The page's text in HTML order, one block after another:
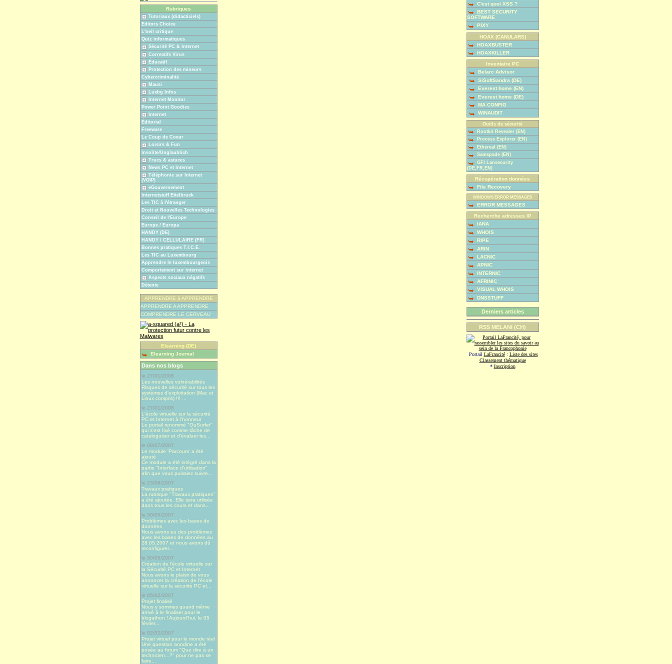
Rubriques
Tutoriaux (didacticiels)
Editors Choice
L'oeil critique
Quiz informatiques
Sécurité PC & Internet
Correctifs Virus
Éducatif
Protection des mineurs
Cybercriminalité
Mausi
Luxbg Infos
Internet Monitor
Power Point Goodies
Internet
Éditorial
Freeware
Le Coup de Coeur
Loisirs & Fun
Insolite/Unglaublich
Trucs & astuces
News PC et Internet
Téléphonie sur Internet
(VOIP)
eGouvernement
Internetstuff Ettelbruck
Les TIC à l'étranger
Droit et Nouvelles Technologies
Conseil de l'Europe
Europe / Europa
HANDY (DE)
HANDY / CELLULAIRE (FR)
Bonnes pratiques T.I.C.E.
Les TIC au Luxembourg
Apprendre le luxembourgeois
Comportement sur internet
Aspects sociaux négatifs
Détente
APPRENDRE à APPRENDRE
APPRENDRE A APPRENDRE
COMPRENDRE LE CERVEAU
Elearning (DE)
Elearning Journal
Dans nos blogs
le 27/01/2008
Les nouvelles vulnérabilités
Risques de sécurité sur tous les
systèmes d'exploitation (Mac et
Linux compris) !!! ...
le 27/01/2008
L'école virtuelle sur la sécurité
PC et Internet à l'honneur
Le portail renommé "OuSurfer"
qui s'est fixé comme tâche de
cataloguiser et d'évaluer les...
le 08/07/2007
Le module 'Parcours' a été
ajouté
Ce module a été intégré dans la
partie "Interface d'utilisation"
afin que vous puissiez suivre...
le 23/06/2007
Travaux pratiques
La rubrique "Travaux pratiques"
a été ajoutée. Elle sera utilisée
dans tous les cours et dans...
le 30/05/2007
Problèmes avec les bases de
données
Nous avons eu des problèmes
avec les bases de données au
28.05.2007 et nous avons dû
reconfigurer...
le 30/05/2007
Création de l'école virtuelle sur
la Sécurité PC et Internet
Nous avons le plaisir de vous
annoncer la création de l'école
virtuelle sur la sécurité PC et...
le 05/02/2007
Projet finalisé
Nous y sommes quand même
arrivé à le finaliser pour le
blogathon ! Aujourd’hui, le 05
février...
le 02/02/2007
Projet virtuel pour le monde réel
Une question anodine a été
posée au forum "Que dire à un
technicien...?" pour ne pas se
faire...
C'est quoi XSS ?
BEST SECURITY
SOFTWARE
PIXY
HOAX (CANULARS)
HOAXBUSTER
HOAXKILLER
Inventaire PC
Belarc Advisor
SiSoftSandra (DE)
Everest home (EN)
Everest home (DE)
MA CONFIG
WINAUDIT
Outils de sécurité
Rootkit Revealer (EN)
Process Explorer (EN)
Ethereal (EN)
Samspade (EN)
GFI Lansecurity
(DE,FR,EN)
Récupération données
File Recovery
WINDOWS ERROR MESSAGES
ERROR MESSAGES
Recherche adresses IP
IANA
WHOIS
RIPE
ARIN
LACNIC
APNIC
INTERNIC
AFRINIC
VISUAL WHOIS
DNSSTUFF
Derniers articles
RSS MELANI (CH)
Portail LaFrancité: Liste des sites
Classement thématique
* Inscription